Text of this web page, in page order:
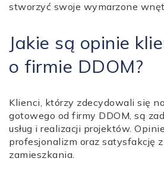
stworzyć swoje wymarzone
Jakie są opinie
o firmie DDOM?
Klienci, którzy zdecydowali się
gotowego od firmy DDOM, są
usług i realizacji projektów.
profesjonalizm oraz satysfakcję
zamieszkania.